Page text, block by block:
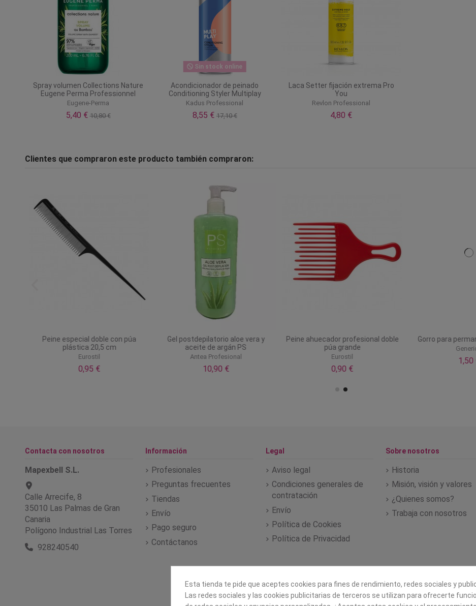
Spray volumen Collections Nature
Eugene Perma Professionnel
Eugene-Perma
5,40 € 10,80 €
Sin stock online
Acondicionador de peinado
Conditioning Styler Multiplay
Kadus Professional
8,55 € 17,10 €
Laca Setter fijación extrema Pro
You
Revlon Professional
4,80 €
Clientes que compraron este producto también compraron:
Peine especial doble con púa
plástica 20,5 cm
Eurostil
0,95 €
Gel postdepilatorio aloe vera y
aceite de argán PS
Antea Profesional
10,90 €
Peine ahuecador profesional doble
púa grande
Eurostil
0,90 €
Gorro para
1,50
Contacta con nosotros
Mapexbell S.L.
Calle Arrecife, 8
35010 Las Palmas de Gran
Canaria
Polígono Industrial Las Torres
928240540
Información
Profesionales
Preguntas frecuentes
Tiendas
Envío
Pago seguro
Contáctanos
Legal
Aviso legal
Condiciones generales de
contratación
Envío
Política de Cookies
Política de Privacidad
Sobre nosotros
Historia
Misión, visión y valores
¿Quienes somos?
Trabaja con nosotros
Esta tienda te pide que aceptes cookies para fines de rendimiento, redes sociales y
Las redes sociales y las cookies publicitarias de terceros se utilizan para ofrecerte